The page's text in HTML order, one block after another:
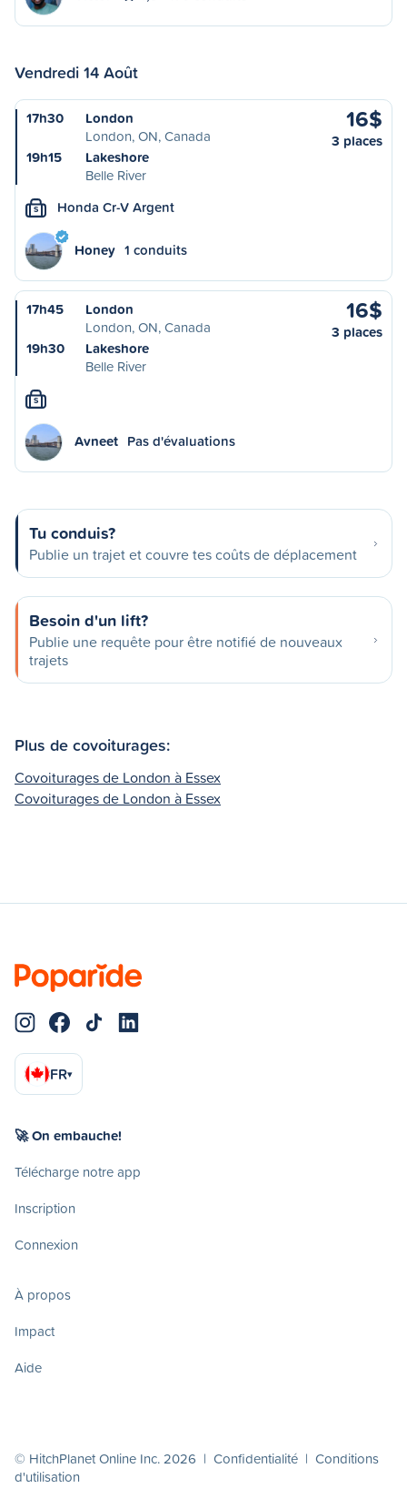
Vendredi 14 Août
17h30
London
London, ON, Canada
19h15
Lakeshore
Belle River
16$
3 places
S Honda Cr-V Argent
Honey 1 conduits
17h45
London
London, ON, Canada
19h30
Lakeshore
Belle River
16$
3 places
S
Avneet Pas d'évaluations
Tu conduis?
Publie un trajet et couvre tes coûts de déplacement
Besoin d'un lift?
Publie une requête pour être notifié de nouveaux
trajets
Plus de covoiturages:
Covoiturages de London à Essex
Covoiturages de London à Essex
FR▾
🚀 On embauche!
Télécharge notre app
Inscription
Connexion
À propos
Impact
Aide
© HitchPlanet Online Inc. 2026 | Confidentialité | Conditions
d'utilisation